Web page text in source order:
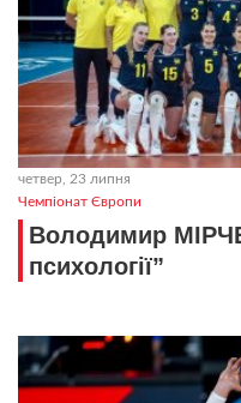
четвер, 23 липня
Чемпіонат Європи
Володимир
психології”